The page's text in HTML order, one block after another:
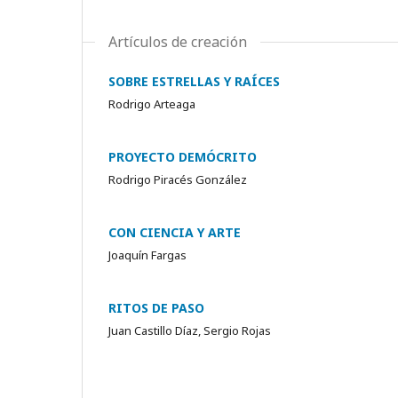
Artículos de creación
SOBRE ESTRELLAS Y RAÍCES
Rodrigo Arteaga
PROYECTO DEMÓCRITO
Rodrigo Piracés González
CON CIENCIA Y ARTE
Joaquín Fargas
RITOS DE PASO
Juan Castillo Díaz, Sergio Rojas